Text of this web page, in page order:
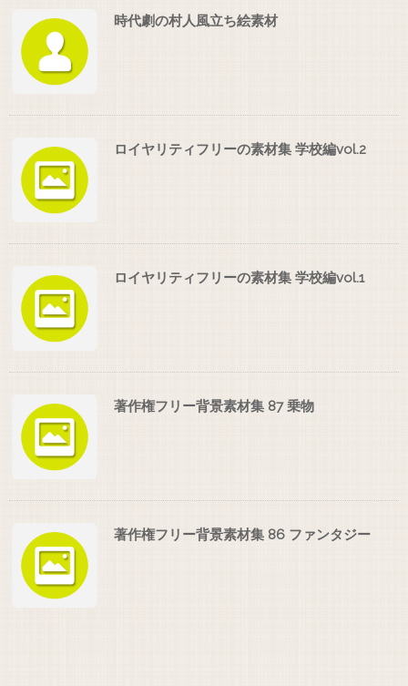
時代劇の村人風立ち絵素材
ロイヤリティフリーの素材集 学校編vol.2
ロイヤリティフリーの素材集 学校編vol.1
著作権フリー背景素材集 87 乗物
著作権フリー背景素材集 86 ファンタジー